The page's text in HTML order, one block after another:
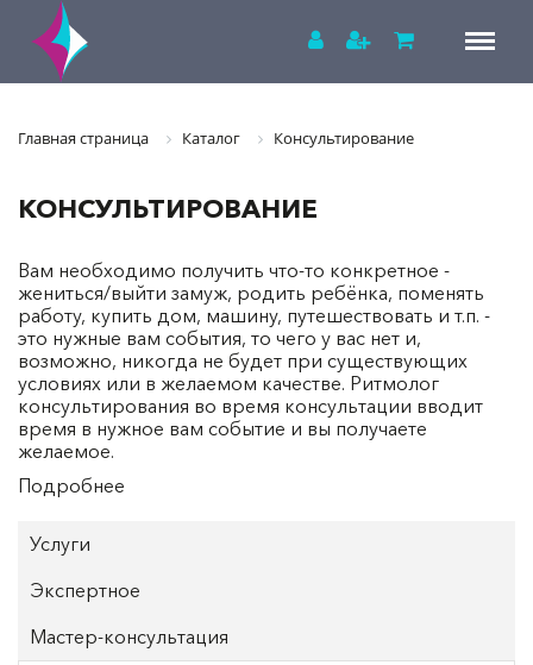
Главная страница Каталог Консультирование
КОНСУЛЬТИРОВАНИЕ
Вам необходимо получить что-то конкретное -
жениться/выйти замуж, родить ребёнка, поменять
работу, купить дом, машину, путешествовать и т.п. -
это нужные вам события, то чего у вас нет и,
возможно, никогда не будет при существующих
условиях или в желаемом качестве. Ритмолог
консультирования во время консультации вводит
время в нужное вам событие и вы получаете
желаемое.
Подробнее
Услуги
Экспертное
Мастер-консультация